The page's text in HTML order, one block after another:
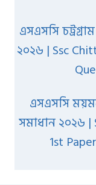
এসএসসি
২০২৬ | Ssc
এসএসসি
সমাধান ২০২৬ |
1st